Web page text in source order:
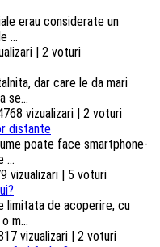
erau considerate un
...
| 2 voturi
dar care le da mari
se...
vizualizari | 2 voturi
distante
poate face smartphone-
...
vizualizari | 5 voturi
limitata de acoperire, cu
m...
vizualizari | 2 voturi